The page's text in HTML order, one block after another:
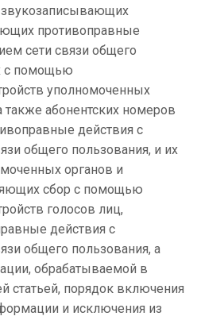
противоправные
сети связи общего
с помощью
уполномоченных
также абонентских номеров
действия с
общего пользования, и их
органов и
сбор с помощью
голосов лиц,
действия с
общего пользования, а
обрабатываемой в
статьей, порядок включения
и исключения из